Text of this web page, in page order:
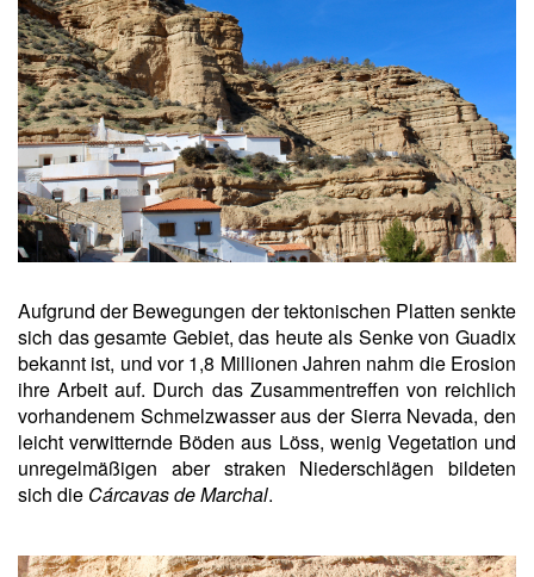
Aufgrund der Bewegungen der tektonischen Platten senkte
sich das gesamte Gebiet, das heute als Senke von Guadix
bekannt ist, und vor 1,8 Millionen Jahren nahm die Erosion
ihre Arbeit auf. Durch das Zusammentreffen von reichlich
vorhandenem Schmelzwasser aus der Sierra Nevada, den
leicht verwitternde Böden aus Löss, wenig Vegetation und
unregelmäßigen aber straken Niederschlägen bildeten
sich die Cárcavas de Marchal.